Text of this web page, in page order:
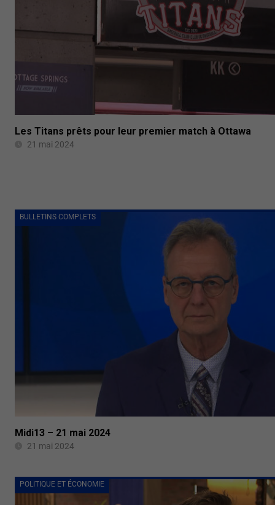
Les Titans prêts pour leur premier match à Ottawa
21 mai 2024
BULLETINS COMPLETS
Midi13 – 21 mai 2024
21 mai 2024
POLITIQUE ET ÉCONOMIE